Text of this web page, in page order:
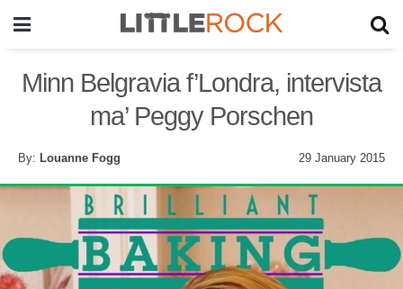
Minn Belgravia f’Londra, intervista
ma’ Peggy Porschen
By: Louanne Fogg 29 January 2015